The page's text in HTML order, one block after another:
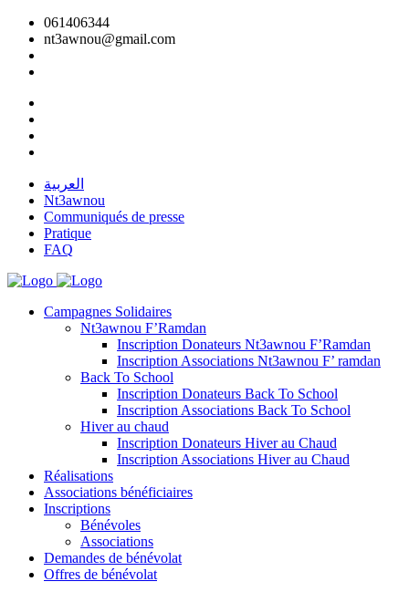
061406344
nt3awnou@gmail.com
العربية
Nt3awnou
Communiqués de presse
Pratique
FAQ
Campagnes Solidaires
Nt3awnou F’Ramdan
Inscription Donateurs Nt3awnou F’Ramdan
Inscription Associations Nt3awnou F’ ramdan
Back To School
Inscription Donateurs Back To School
Inscription Associations Back To School
Hiver au chaud
Inscription Donateurs Hiver au Chaud
Inscription Associations Hiver au Chaud
Réalisations
Associations bénéficiaires
Inscriptions
Bénévoles
Associations
Demandes de bénévolat
Offres de bénévolat